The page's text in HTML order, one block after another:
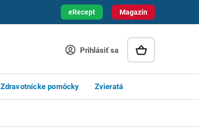
Magazín
eRecept
Prihlásiť sa
Zdravotnícke pomôcky Zvieratá